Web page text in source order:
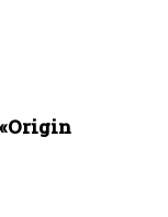
Origin